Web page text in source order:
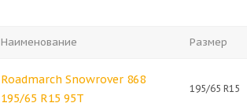
Наименование Размер
Roadmarch Snowrover 868
195/65 R15 95T
195/65 R15